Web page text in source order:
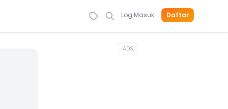
Log Masuk Daftar
ADS